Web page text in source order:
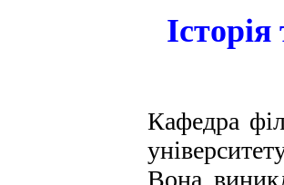
Кафедра
Вона